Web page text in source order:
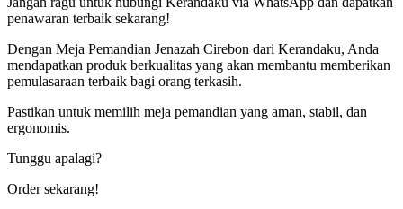
penawaran terbaik sekarang!
Dengan Meja Pemandian Jenazah Cirebon dari Kerandaku, Anda
mendapatkan produk berkualitas yang akan membantu memberikan
pemulasaraan terbaik bagi orang terkasih.
Pastikan untuk memilih meja pemandian yang aman, stabil, dan
ergonomis.
Tunggu apalagi?
Order sekarang!